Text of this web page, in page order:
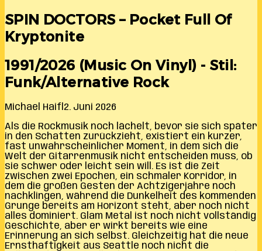
SPIN DOCTORS – Pocket Full Of
Kryptonite
1991/2026 (Music On Vinyl) - Stil:
Funk/Alternative Rock
Michael Haifl 2. Juni 2026
Als die Rockmusik noch lächelt, bevor sie sich später
in den Schatten zurückzieht, existiert ein kurzer,
fast unwahrscheinlicher Moment, in dem sich die
Welt der Gitarrenmusik nicht entscheiden muss, ob
sie schwer oder leicht sein will. Es ist die Zeit
zwischen zwei Epochen, ein schmaler Korridor, in
dem die großen Gesten der Achtzigerjahre noch
nachklingen, während die Dunkelheit des kommenden
Grunge bereits am Horizont steht, aber noch nicht
alles dominiert. Glam Metal ist noch nicht vollständig
Geschichte, aber er wirkt bereits wie eine
Erinnerung an sich selbst. Gleichzeitig hat die neue
Ernsthaftigkeit aus Seattle noch nicht die